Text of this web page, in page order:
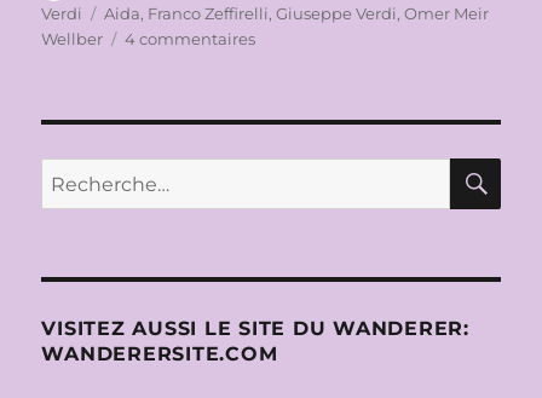
le
Verdi
Étiquettes
Aida, Franco Zeffirelli,Giuseppe Verdi,Omer Meir
Wellber
4 commentairessur
2012:
10
mars
Recherche
pour :
VISITEZ AUSSI LE SITE DU WANDERER:
WANDERERSITE.COM